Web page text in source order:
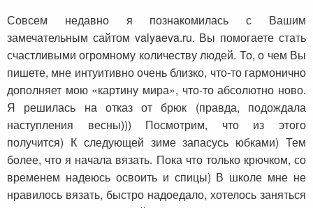
Совсем недавно я познакомилась с Вашим
замечательным сайтом valyaeva.ru. Вы помогаете стать
счастливыми огромному количеству людей. То, о чем Вы
пишете, мне интуитивно очень близко, что-то гармонично
дополняет мою «картину мира», что-то абсолютно ново.
Я решилась на отказ от брюк (правда, подождала
наступления весны))) Посмотрим, что из этого
получится) К следующей зиме запасусь юбками) Тем
более, что я начала вязать. Пока что только крючком, со
временем надеюсь освоить и спицы) В школе мне не
нравилось вязать, быстро надоедало, хотелось заняться